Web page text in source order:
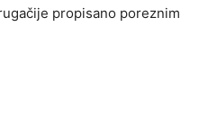
propisano poreznim